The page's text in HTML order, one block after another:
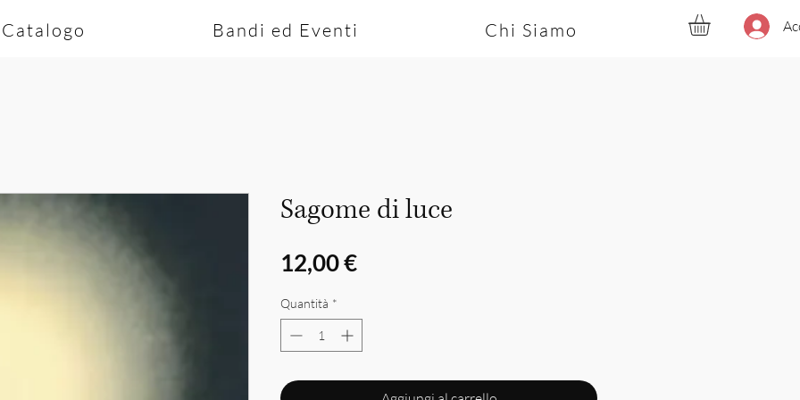
Catalogo Bandi ed Eventi Chi Siamo
Sagome di luce
12,00 €Prezzo
Quantità *